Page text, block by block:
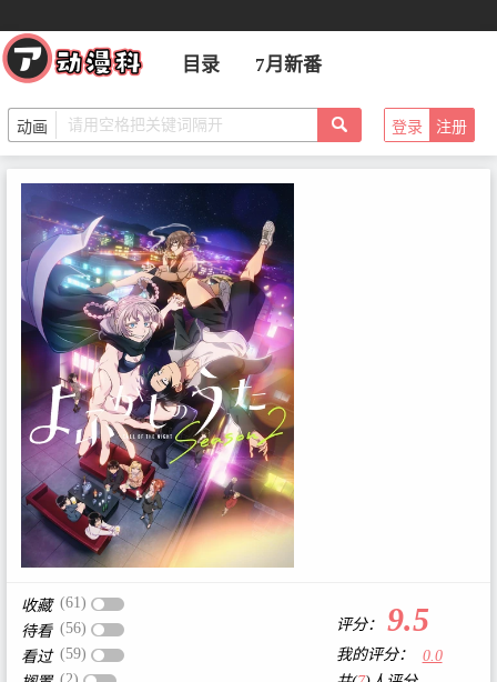
目录 7月新番
登录 注册
收藏 (61)
待看 (56)
看过 (59)
评分： 9.5
我的评分：
0.0